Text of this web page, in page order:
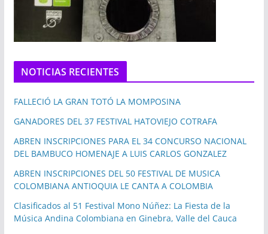
NOTICIAS RECIENTES
FALLECIÓ LA GRAN TOTÓ LA MOMPOSINA
GANADORES DEL 37 FESTIVAL HATOVIEJO COTRAFA
ABREN INSCRIPCIONES PARA EL 34 CONCURSO NACIONAL
DEL BAMBUCO HOMENAJE A LUIS CARLOS GONZALEZ
ABREN INSCRIPCIONES DEL 50 FESTIVAL DE MUSICA
COLOMBIANA ANTIOQUIA LE CANTA A COLOMBIA
Clasificados al 51 Festival Mono Núñez: La Fiesta de la
Música Andina Colombiana en Ginebra, Valle del Cauca